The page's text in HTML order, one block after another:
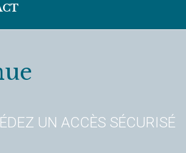
UN ACCÈS SÉCURISÉ